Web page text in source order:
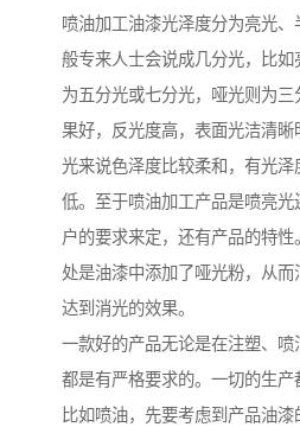
喷油加工油漆光泽度分为亮光
般专来人士会说成几分光，比
为五分光或七分光，哑光则为
果好，反光度高，表面光洁清
光来说色泽度比较柔和，有光
低。至于喷油加工产品是喷亮
户的要求来定，还有产品的特
处是油漆中添加了哑光粉，从而
达到消光的效果。
一款好的产品无论是在注塑、
都是有严格要求的。一切的生产
比如喷油，先要考虑到产品油